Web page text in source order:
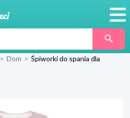
Produkty
> Dom > Śpiworki do spania dla